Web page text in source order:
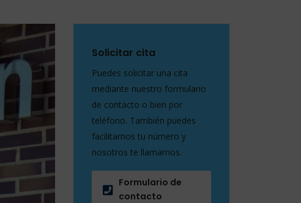
Solicitar cita
Puedes solicitar una cita
mediante nuestro formulario
de contacto o bien por
teléfono. También puedes
facilitarnos tu número y
nosotros te llamamos.
Formulario de
contacto